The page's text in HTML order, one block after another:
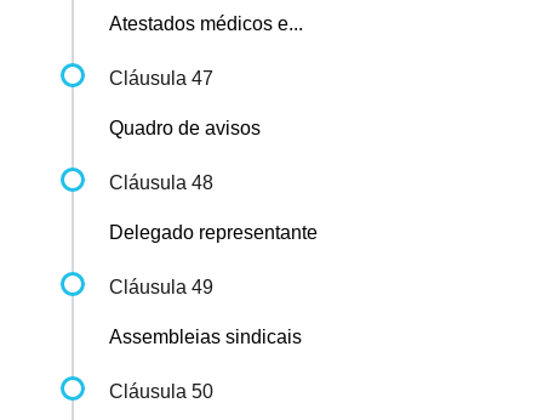
Atestados médicos e...
Cláusula 47
Quadro de avisos
Cláusula 48
Delegado representante
Cláusula 49
Assembleias sindicais
Cláusula 50